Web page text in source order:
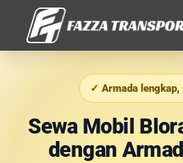
✓ Armada lengkap,
Sewa Mobil
dengan